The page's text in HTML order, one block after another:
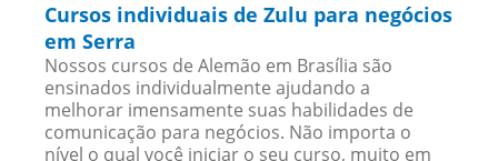
Cursos individuais de Zulu para negócios
em Serra
Nossos cursos de Alemão em Brasília são
ensinados individualmente ajudando a
melhorar imensamente suas habilidades de
comunicação para negócios. Não importa o
nível o qual você iniciar o seu curso, muito em